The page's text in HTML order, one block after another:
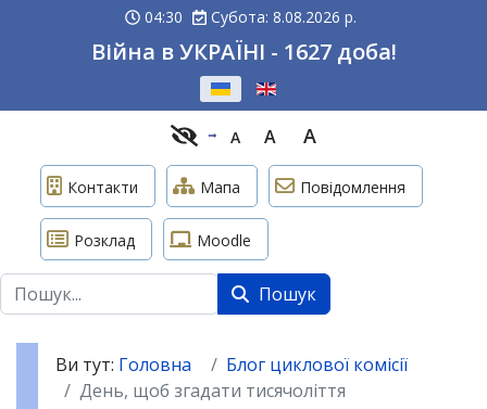
04:30
Субота: 8.08.2026 р.
Війна в УКРАЇНІ - 1627 доба!
A A A
Контакти Мапа Повідомлення
Розклад Moodle
Пошук Пошук
Ви тут: Головна
Блог циклової комісії
День, щоб згадати тисячоліття